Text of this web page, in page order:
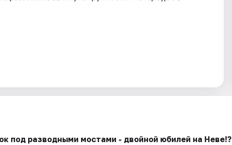
под разводными мостами - двойной юбилей на Неве!?